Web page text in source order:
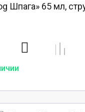
Шпага» 65 мл,